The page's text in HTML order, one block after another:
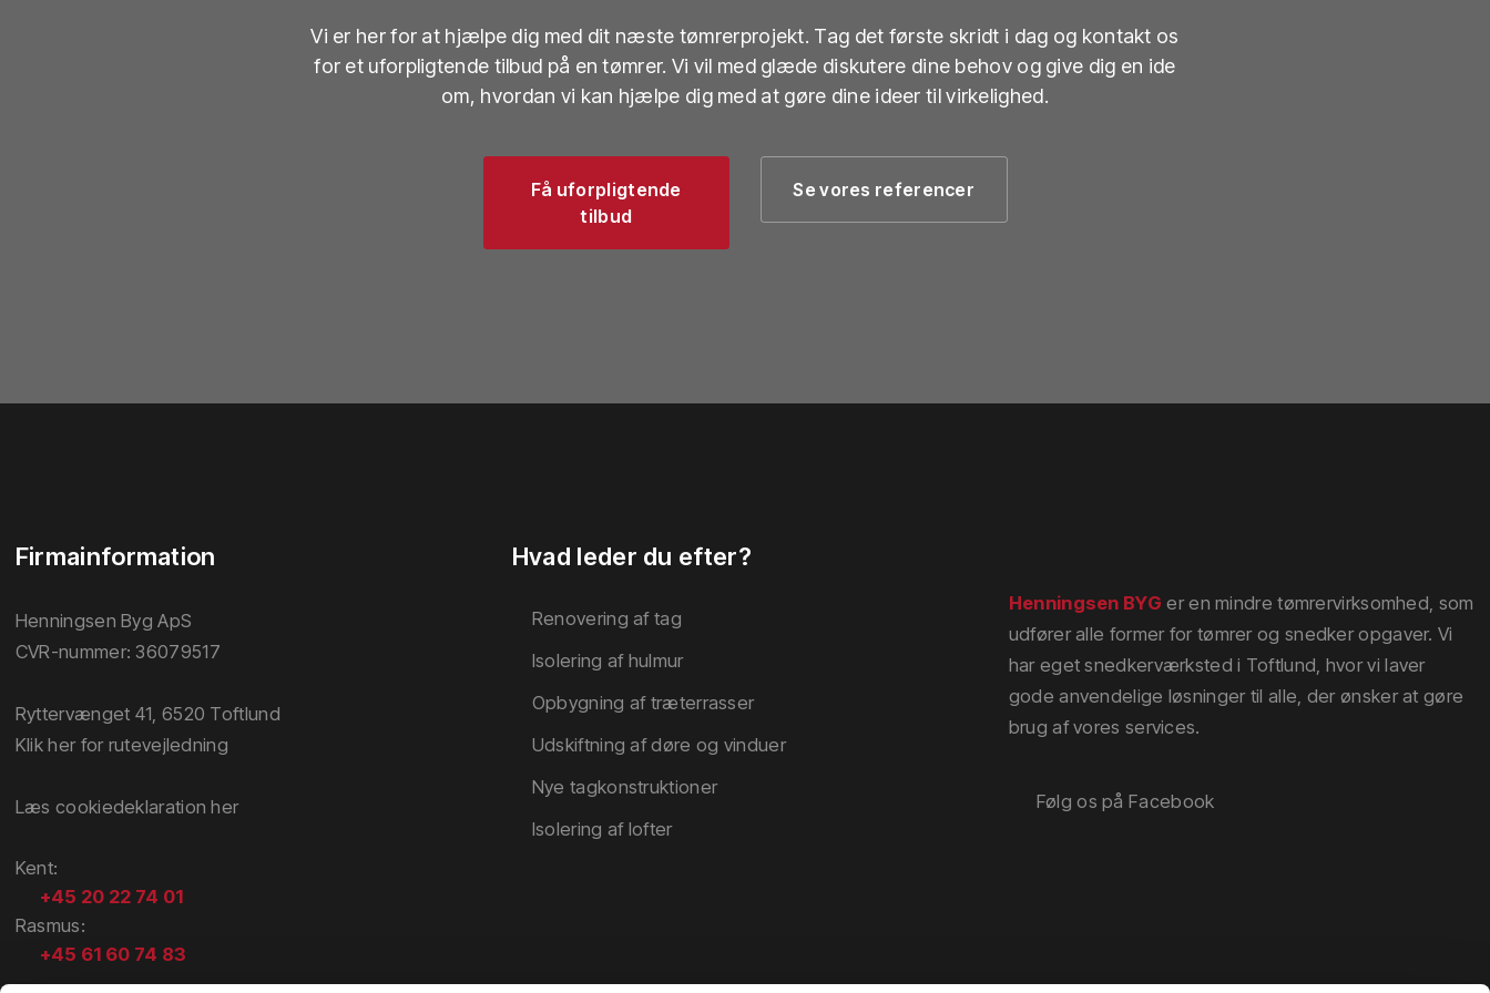
Vi er her for at hjælpe dig med dit næste tømrerprojekt. Tag det første skridt i dag og kontakt os
for et uforpligtende tilbud på en tømrer. Vi vil med glæde diskutere dine behov og give dig en ide
om, hvordan vi kan hjælpe dig med at gøre dine ideer til virkelighed.
Få uforpligtende
tilbud​
Se vores referencer
Firmainformation
Henningsen Byg ApS
CVR-nummer: 36079517
Ryttervænget 41, 6520 Toftlund
Klik her for rutevejledning
Læs cookiedeklaration her​
​Kent​:
+45 20 22 74 01
​Rasmus​:
+45 61 60 74 83
Hvad leder du efter?
Renovering af tag​
Isolering af hulmur
Opbygning af træterrasser
Udskiftning af døre og vinduer
Nye tagkonstruktioner
Isolering af lofter
Henningsen BYG er en mindre tømrervirksomhed, som
udfører alle former for tømrer og snedker opgaver. Vi
har eget snedkerværksted i Toftlund, hvor vi laver
gode anvendelige løsninger til alle, der ønsker at gøre
brug af vores services.
​Følg os på Facebook